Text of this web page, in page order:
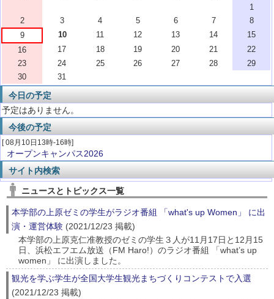
1
2
3 4 5 6 7
8
9
10 11 12 13 14
15
16
17 18 19 20 21
22
23
24 25 26 27 28
29
30
31
今日の予定
予定はありません。
今後の予定
[ 08月10日13時-16時]
オープンキャンパス2026
サイト内検索
ニュースとトピックス一覧
本学部の上原ゼミの学生がラジオ番組 「what's up Women」 に出
演・運営体験 (2021/12/23 掲載)
本学部の上原克仁准教授のゼミの学生３人が11月17日と12月15
日、浜松エフエム放送（FM Haro!）のラジオ番組 「what’s up
women」 に出演しました。
観光を学ぶ学生が全国大学生観光まちづくりコンテストで入選
(2021/12/23 掲載)